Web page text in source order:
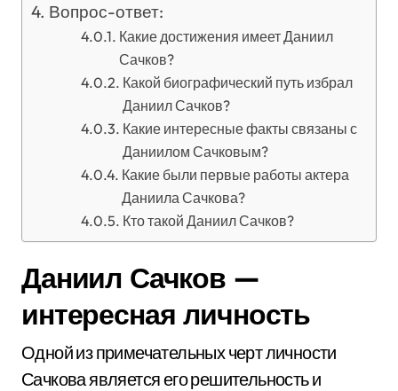
Вопрос-ответ:
Какие достижения имеет Даниил
Сачков?
Какой биографический путь избрал
Даниил Сачков?
Какие интересные факты связаны с
Даниилом Сачковым?
Какие были первые работы актера
Даниила Сачкова?
Кто такой Даниил Сачков?
Даниил Сачков —
интересная личность
Одной из примечательных черт личности
Сачкова является его решительность и